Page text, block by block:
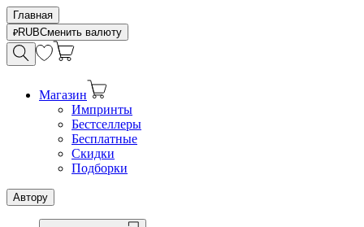
Главная
RUBСменить валюту
Магазин
Импринты
Бестселлеры
Бесплатные
Скидки
Подборки
Автору